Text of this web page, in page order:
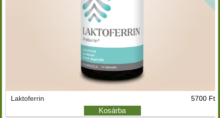
Laktoferrin 5700 Ft
Kosárba